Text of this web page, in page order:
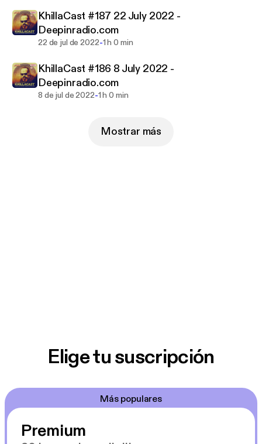
KhillaCast #187 22 July 2022 -
Deepinradio.com
22 de jul de 2022-1 h 0 min
KhillaCast #186 8 July 2022 -
Deepinradio.com
8 de jul de 2022-1 h 0 min
Mostrar más
Elige tu suscripción
Más populares
Premium